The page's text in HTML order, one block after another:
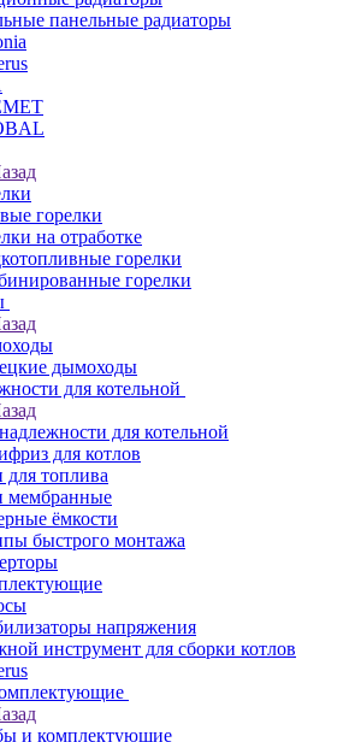
панельные радиаторы
горелки
на отработке
горелки
горелки
дымоходы
для котельной
для котельной
для котлов
для топлива
мембранные
ёмкости
быстрого монтажа
напряжения
инструмент для сборки котлов
и комплектующие